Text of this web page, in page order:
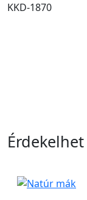
KKD-1870